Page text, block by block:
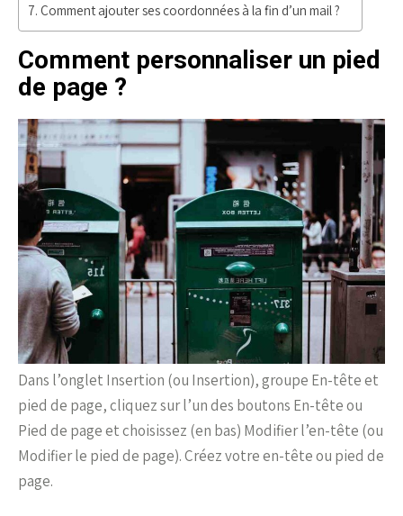
Comment ajouter ses coordonnées à la fin d’un mail ?
Comment personnaliser un pied
de page ?
Dans l’onglet Insertion (ou Insertion), groupe En-tête et
pied de page, cliquez sur l’un des boutons En-tête ou
Pied de page et choisissez (en bas) Modifier l’en-tête (ou
Modifier le pied de page). Créez votre en-tête ou pied de
page.